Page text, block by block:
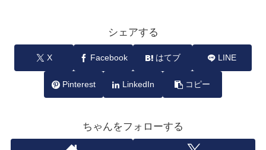
シェアする
X Facebook はてブ LINE
Pinterest LinkedIn コピー
ちゃんをフォローする